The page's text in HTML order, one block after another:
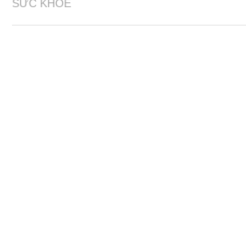
SỨC KHỎE